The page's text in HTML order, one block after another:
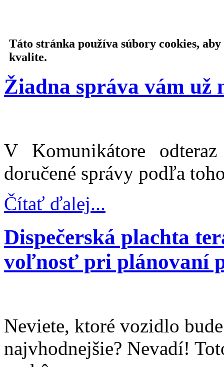
Táto stránka používa súbory cookies,
kvalite.
Žiadna správa vám už
V Komunikátore
doručené správy podľa
Čítať ďalej...
Dispečerská plachta
voľnosť pri plánovaní
Neviete, ktoré vozidlo
najvhodnejšie? Nevadí!